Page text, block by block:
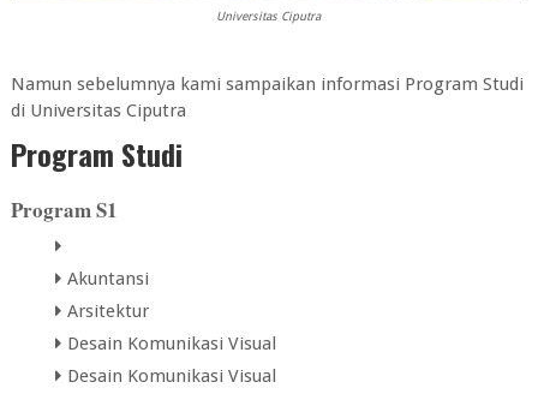
Universitas Ciputra
Namun sebelumnya kami sampaikan informasi Program Studi
di Universitas Ciputra
Program Studi
Program S1
Akuntansi
Arsitektur
Desain Komunikasi Visual
Desain Komunikasi Visual